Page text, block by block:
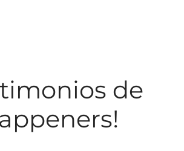
de